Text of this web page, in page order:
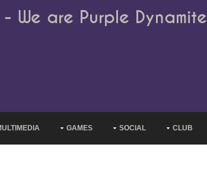
We are Purple Dynamite
GAMES SOCIAL CLUB